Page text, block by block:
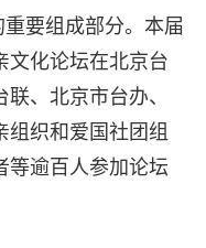
要组成部分。本届
文化论坛在北京台
、北京市台办、
组织和爱国社团组
等逾百人参加论坛